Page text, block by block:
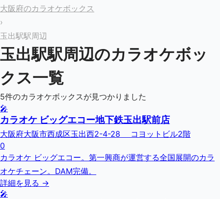
大阪府のカラオケボックス
›
玉出駅駅周辺
玉出駅駅周辺のカラオケボッ
クス一覧
5件のカラオケボックスが見つかりました
🎤
カラオケ ビッグエコー地下鉄玉出駅前店
大阪府大阪市西成区玉出西2-4-28 コヨットビル2階
0
カラオケ ビッグエコー。第一興商が運営する全国展開のカラ
オケチェーン。DAM完備。
詳細を見る →
🎤